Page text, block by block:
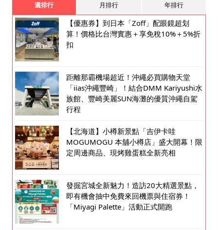
週排行 月排行 年排行
【優惠券】到日本「Zoff」配眼鏡超划
算！價格比台灣實惠＋享免稅10%＋5%折
扣
距離那霸機場超近！沖繩必買購物天堂
「iias沖繩豐崎」！結合DMM Kariyushi水
族館、豐崎美麗SUN海灘的優質沖繩自駕
行程
【北海道】小樽新景點「吉伊卡哇
MOGUMOGU 本舖小樽店」盛大開幕！限
定周邊商品、現烤雞蛋糕全新亮相
發掘宮城全新魅力！造訪20大精選景點，
即有機會抽中免費來回機票與住宿券！
「Miyagi Palette」活動正式開跑